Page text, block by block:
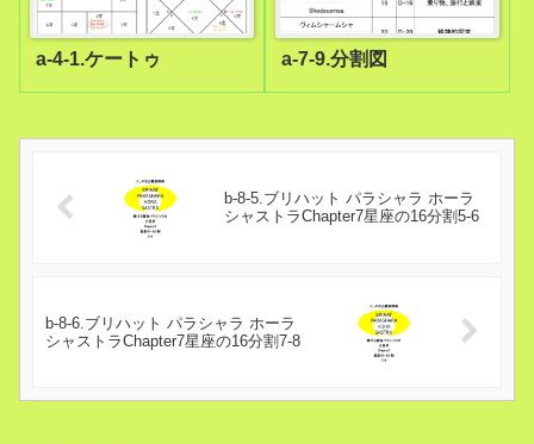
a-4-1.ケートゥ a-7-9.分割図
b-8-5.ブリハット パラシャラ ホーラ
シャストラChapter7星座の16分割5-6
b-8-6.ブリハット パラシャラ ホーラ
シャストラChapter7星座の16分割7-8